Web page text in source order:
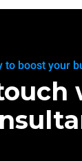
to boost your